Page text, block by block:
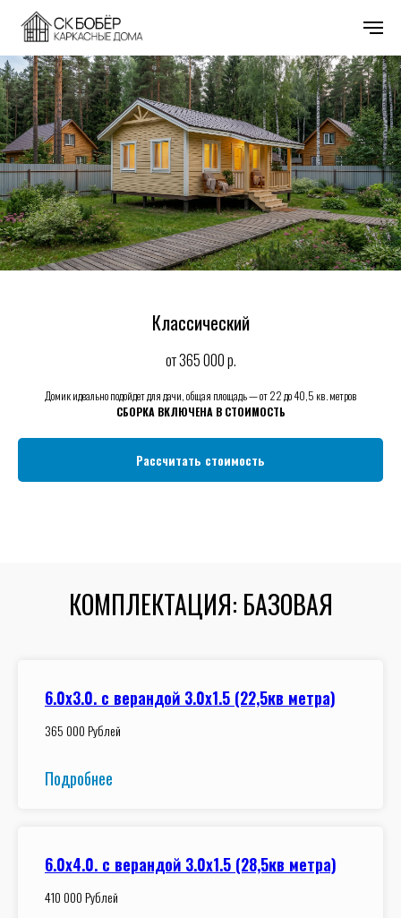
Классический
от 365 000р.
Домик идеально подойдет для дачи, общая площадь — от 22 до 40,5 кв. метров
СБОРКА ВКЛЮЧЕНА В СТОИМОСТЬ
Рассчитать стоимость
КОМПЛЕКТАЦИЯ: БАЗОВАЯ
6.0x3.0. с верандой 3.0х1.5 (22,5кв метра)
365 000 Рублей
Подробнее
6.0x4.0. с верандой 3.0х1.5 (28,5кв метра)
410 000 Рублей